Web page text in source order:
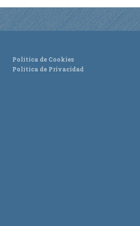
Política de Cookies
Política de Privacidad